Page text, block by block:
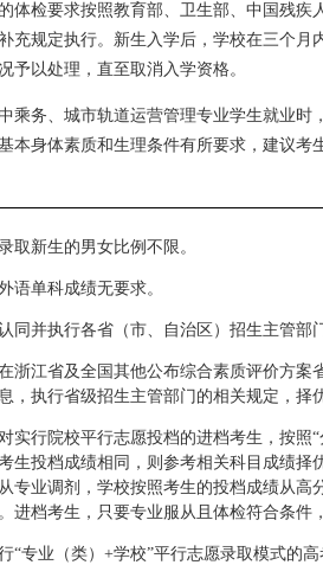
体检要求按照教育部、卫生部、中国残
充规定执行。新生入学后，学校在三个
予以处理，直至取消入学资格。
乘务、城市轨道运营管理专业学生就业时
本身体素质和生理条件有所要求，建议
取新生的男女比例不限。
语单科成绩无要求。
认同并执行各省（市、自治区）招生主管部
在浙江省及全国其他公布综合素质评价方
，执行省级招生主管部门的相关规定，择
对实行院校平行志愿投档的进档考生，按
生投档成绩相同，则参考相关科目成绩择
专业调剂，学校按照考生的投档成绩从
进档考生，只要专业服从且体检符合条件
行“专业（类）+学校”平行志愿录取模式的